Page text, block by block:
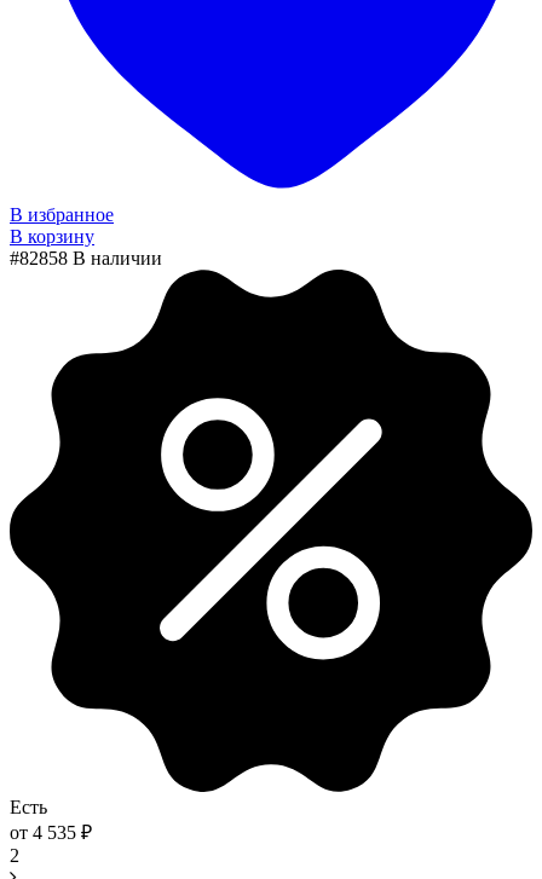
В избранное
В корзину
#82858 В наличии
Есть
от 4 535 ₽
2